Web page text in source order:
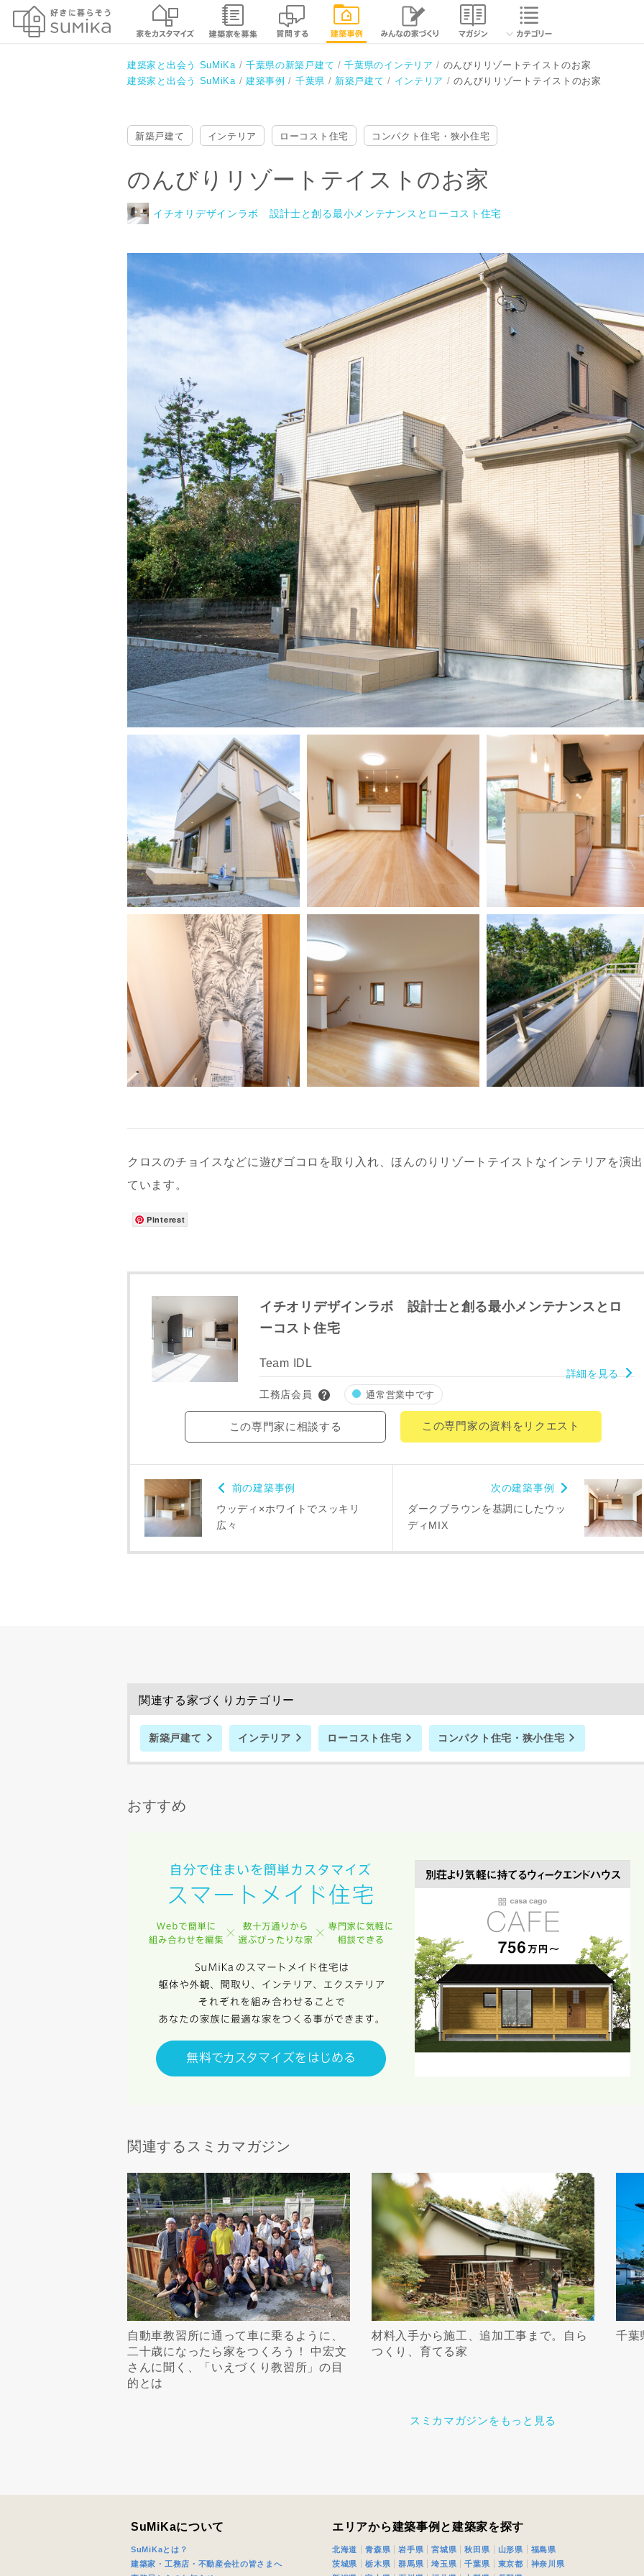
閉じる
建築家と出会う SuMiKa 千葉県の新築戸建て 千葉県のインテリア
のんびりリゾートテイストのお家
建築家と出会う SuMiKa
建築事例 千葉県 新築戸建て インテリア のんびりリゾートテイストのお家
のんびりリゾートテイストのお家
イチオリデザインラボ 設計士と創る最小メンテナンスとローコスト住宅
新築戸建て インテリア ローコスト住宅 コンパクト住宅・狭小住宅
のんびりリゾートテイストのお家
イチオリデザインラボ 設計士と創る最小メンテナンスとローコスト住宅
クロスのチョイスなどに遊びゴコロを取り入れ、ほんのりリゾートテイストなインテリアを演出
ています。
Pinterest
イチオリデザインラボ 設計士と創る最小メンテナンスとロ
ーコスト住宅
Team IDL
工務店会員 通常営業中です
詳細を見る
この専門家に相談する この専門家の資料をリクエスト
前の建築事例
ウッディ×ホワイトでスッキリ
広々
次の建築事例
ダークブラウンを基調にしたウッ
ディMIX
関連する家づくりカテゴリー
新築戸建て インテリア ローコスト住宅 コンパクト住宅・狭小住宅
おすすめ
関連するスミカマガジン
自動車教習所に通って車に乗るように、
二十歳になったら家をつくろう！ 中宏文
さんに聞く、「いえづくり教習所」の目
的とは
材料入手から施工、追加工事まで。自ら
つくり、育てる家
千葉
スミカマガジンをもっと見る
ご住所
市区町村
当社は，当社のプライバシーポリシー
に則って，いただいた情報を利用します。
当社はお客様からいただいた個人情報を，お客様が指定された専門家へ提供すること、ま
スのご案内のために利用します。
当社は、本サービス又は利用契約に関し，お客様に発生した損害について、債務不履行責
任、その他の法律上の請求原因の如何を問わず賠償の責任を負わないものとします。
当社は、お客様が本サービスを利用することにより第三者との間で生じた紛争等について一
ないものとします。
キャンセル 入力内容を送信する
SuMiKaについて
SuMiKaとは？
建築家・工務店・不動産会社の皆さまへ
エリアから建築事例と建築家を探す
北海道 青森県 岩手県 宮城県 秋田県 山形県
福島県
茨城県
栃木県 群馬県 埼玉県 千葉県 東京都
神奈川県